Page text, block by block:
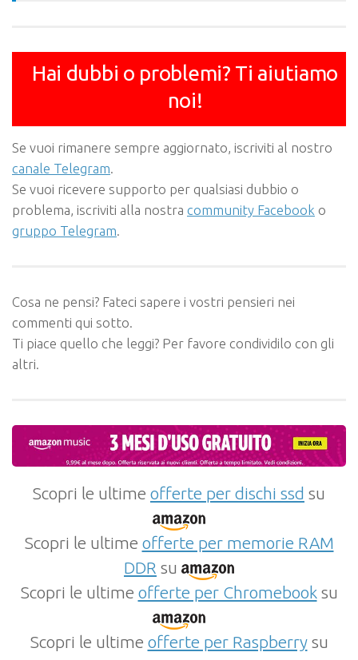
Hai dubbi o problemi? Ti aiutiamo
noi!
Se vuoi rimanere sempre aggiornato, iscriviti al nostro
canale Telegram.
Se vuoi ricevere supporto per qualsiasi dubbio o
problema, iscriviti alla nostra community Facebook o
gruppo Telegram.
Cosa ne pensi? Fateci sapere i vostri pensieri nei
commenti qui sotto.
Ti piace quello che leggi? Per favore condividilo con gli
altri.
Scopri le ultime offerte per dischi ssd su
Scopri le ultime offerte per memorie RAM
DDR su
Scopri le ultime offerte per Chromebooksu
Scopri le ultime offerte per Raspberrysu